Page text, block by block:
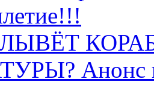
Анонс